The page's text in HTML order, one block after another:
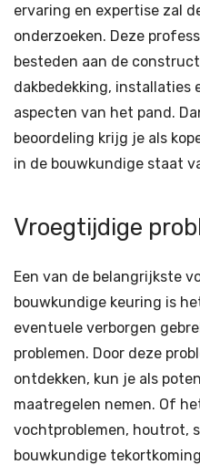
ervaring en expertise zal
onderzoeken. Deze
besteden aan de
dakbedekking, installaties
aspecten van het pand.
beoordeling krijg je als
in de bouwkundige staat
Vroegtijdige
Een van de belangrijkste
bouwkundige keuring is
eventuele verborgen
problemen. Door deze
ontdekken, kun je als
maatregelen nemen. Of
vochtproblemen, houtrot,
bouwkundige